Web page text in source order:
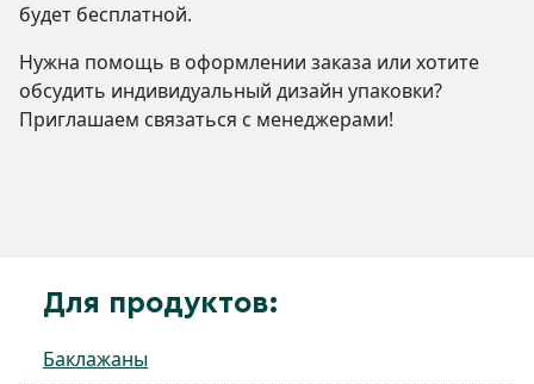
будет бесплатной.
Нужна помощь в оформлении заказа или хотите
обсудить индивидуальный дизайн упаковки?
Приглашаем связаться с менеджерами!
Для продуктов:
Баклажаны